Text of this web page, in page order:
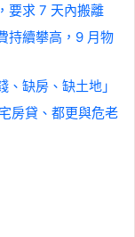
要求 7 天內搬離
持續攀高，9 月物
缺房、缺土地」
房貸、都更與危老